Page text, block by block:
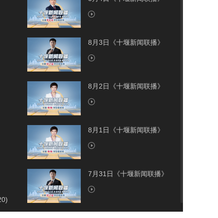
8月3日《十堰新闻联播》
8月2日《十堰新闻联播》
8月1日《十堰新闻联播》
7月31日《十堰新闻联播》